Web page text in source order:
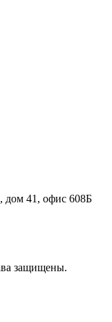
дом 41, офис 608Б
защищены.